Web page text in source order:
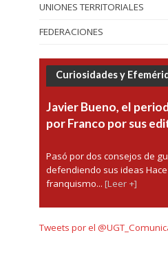
UNIONES TERRITORIALES
FEDERACIONES
Curiosidades y
Javier Bueno, el
por Franco por sus
Pasó por dos consejos de
defendiendo sus ideas
franquismo... [Leer +]
Tweets por el